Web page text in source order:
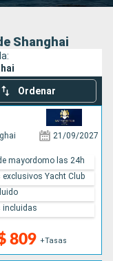
Shanghai
Ordenar
21/09/2027
809 +Tasas
mayordomo las 24h
exclusivos Yacht Club
incluidas